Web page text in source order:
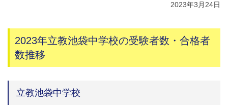
2023年3月24日
2023年立教池袋中学校の受験者数・合格者
数推移
立教池袋中学校